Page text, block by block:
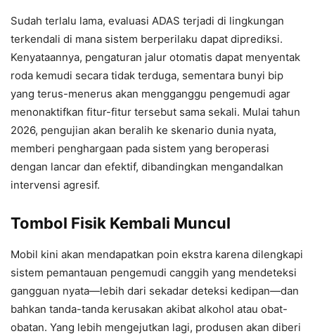
Sudah terlalu lama, evaluasi ADAS terjadi di lingkungan
terkendali di mana sistem berperilaku dapat diprediksi.
Kenyataannya, pengaturan jalur otomatis dapat menyentak
roda kemudi secara tidak terduga, sementara bunyi bip
yang terus-menerus akan mengganggu pengemudi agar
menonaktifkan fitur-fitur tersebut sama sekali. Mulai tahun
2026, pengujian akan beralih ke skenario dunia nyata,
memberi penghargaan pada sistem yang beroperasi
dengan lancar dan efektif, dibandingkan mengandalkan
intervensi agresif.
Tombol Fisik Kembali Muncul
Mobil kini akan mendapatkan poin ekstra karena dilengkapi
sistem pemantauan pengemudi canggih yang mendeteksi
gangguan nyata—lebih dari sekadar deteksi kedipan—dan
bahkan tanda-tanda kerusakan akibat alkohol atau obat-
obatan. Yang lebih mengejutkan lagi, produsen akan diberi